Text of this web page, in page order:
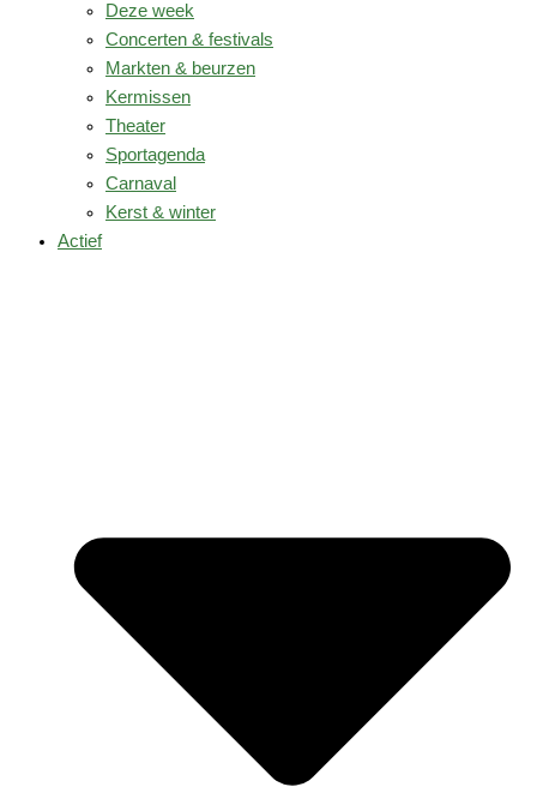
Deze week
Concerten & festivals
Markten & beurzen
Kermissen
Theater
Sportagenda
Carnaval
Kerst & winter
Actief